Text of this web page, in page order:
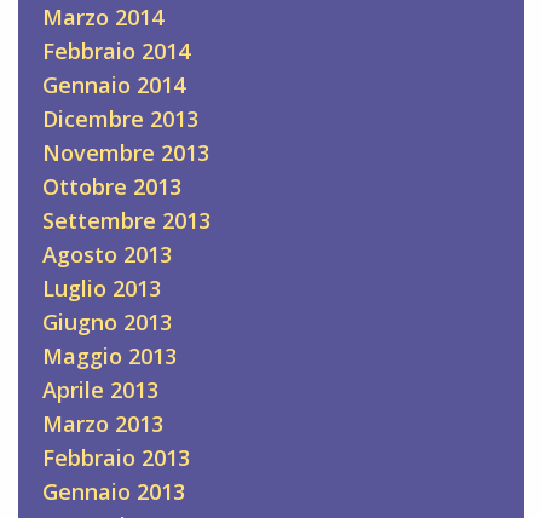
Marzo 2014
Febbraio 2014
Gennaio 2014
Dicembre 2013
Novembre 2013
Ottobre 2013
Settembre 2013
Agosto 2013
Luglio 2013
Giugno 2013
Maggio 2013
Aprile 2013
Marzo 2013
Febbraio 2013
Gennaio 2013